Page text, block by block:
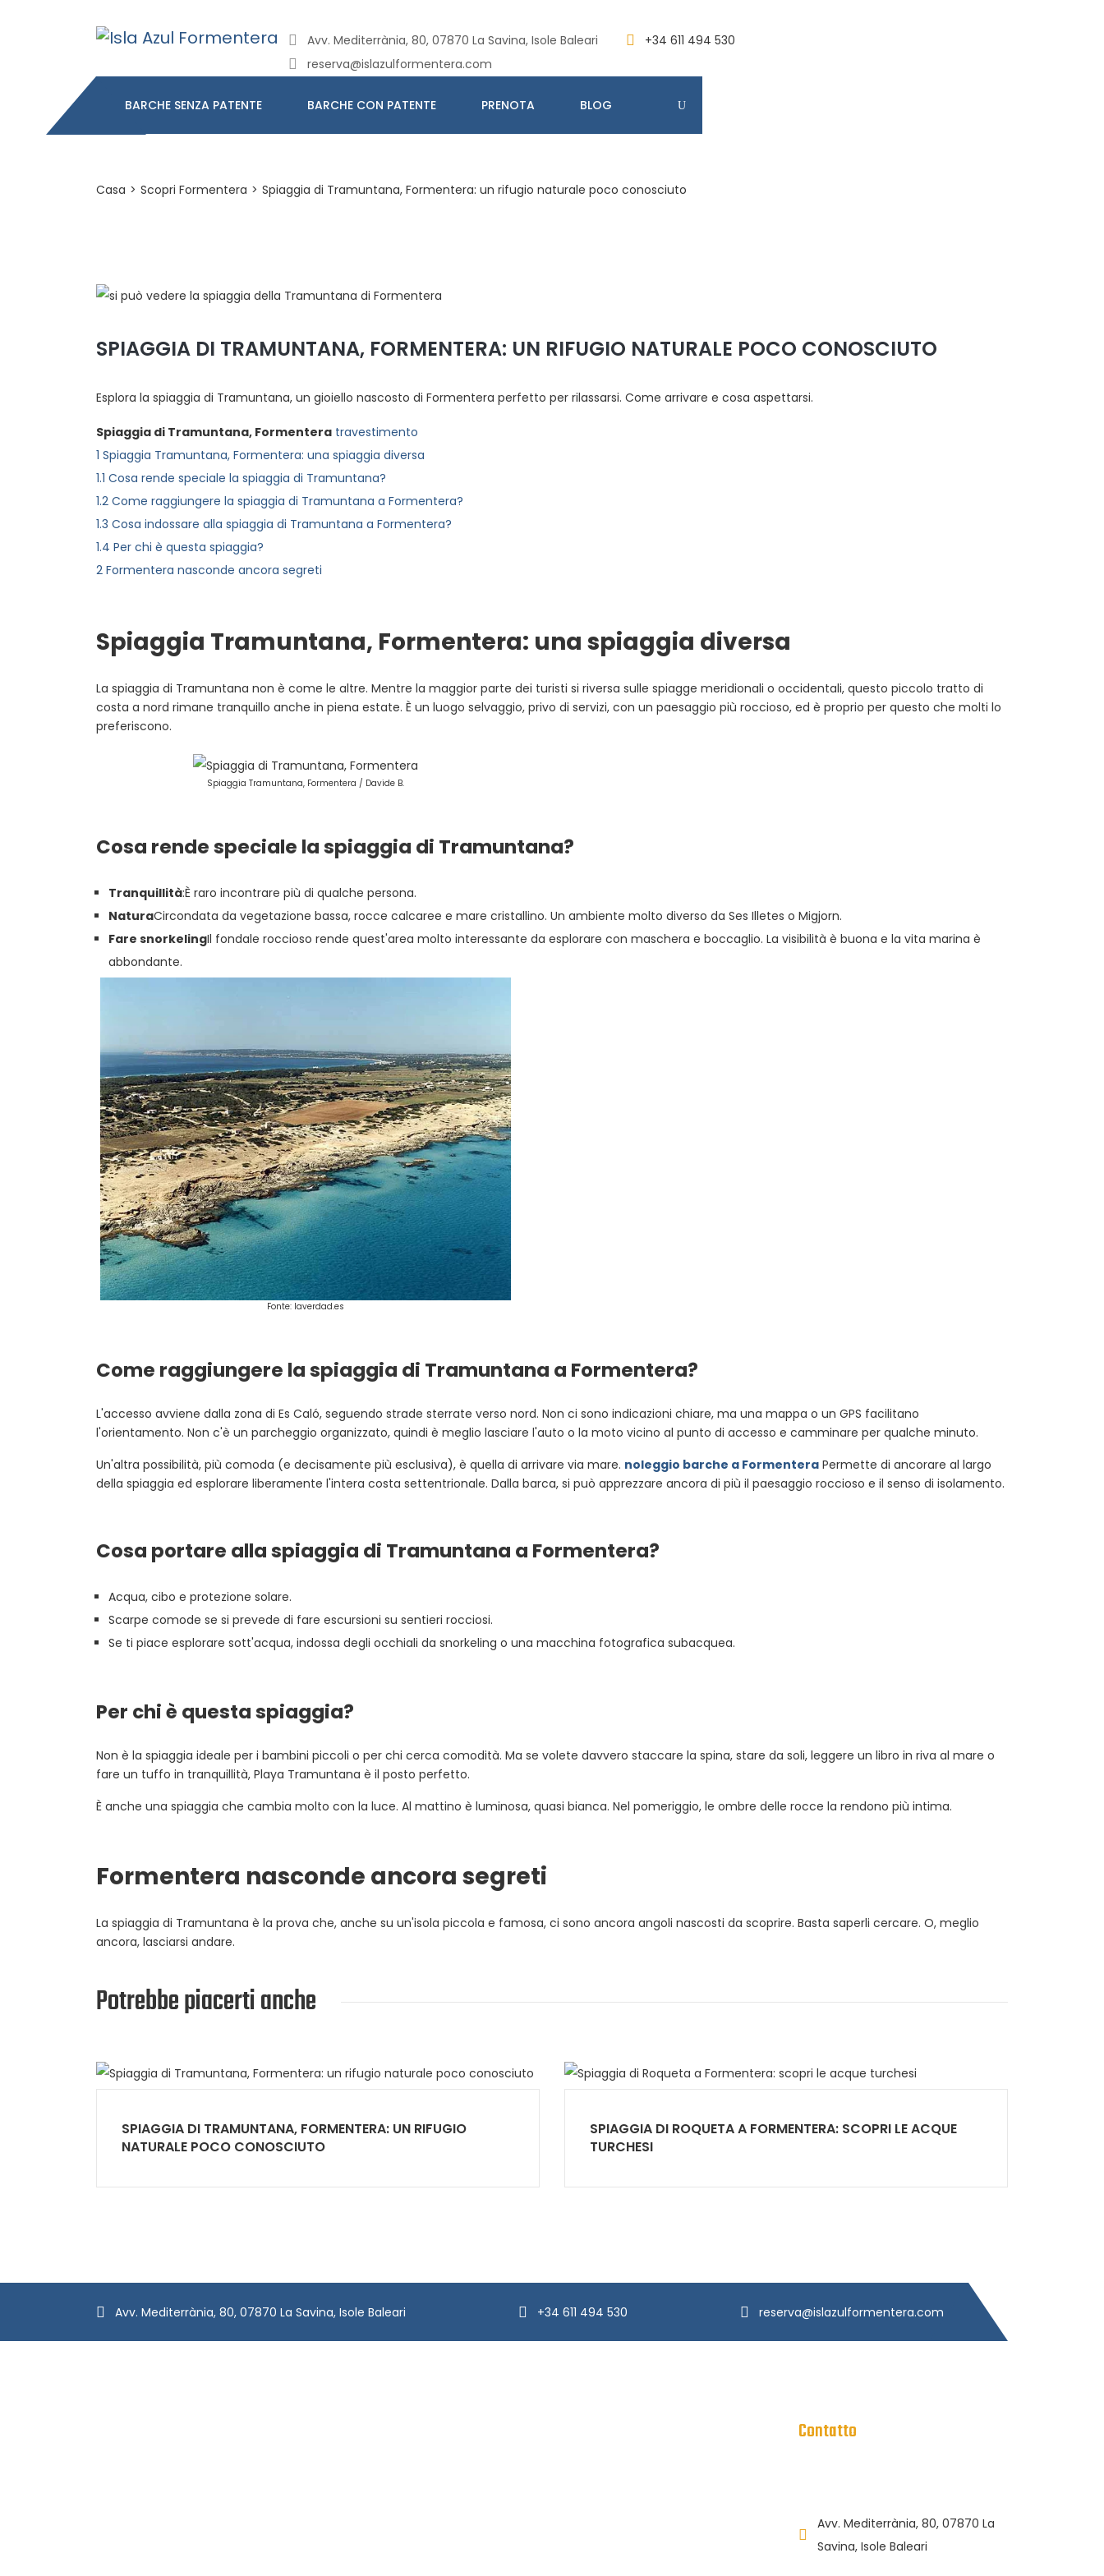
Avv. Mediterrània, 80, 07870 La Savina, Isole Baleari
+34 611 494 530
reserva@islazulformentera.com
BARCHE SENZA PATENTE BARCHE CON PATENTE PRENOTA BLOG
Casa > Scopri Formentera > Spiaggia di Tramuntana, Formentera: un rifugio naturale poco conosciuto
SPIAGGIA DI TRAMUNTANA, FORMENTERA: UN RIFUGIO NATURALE POCO CONOSCIUTO
Esplora la spiaggia di Tramuntana, un gioiello nascosto di Formentera perfetto per rilassarsi. Come arrivare e cosa aspettarsi.
Spiaggia di Tramuntana, Formentera travestimento
1 Spiaggia Tramuntana, Formentera: una spiaggia diversa
1.1 Cosa rende speciale la spiaggia di Tramuntana?
1.2 Come raggiungere la spiaggia di Tramuntana a Formentera?
1.3 Cosa indossare alla spiaggia di Tramuntana a Formentera?
1.4 Per chi è questa spiaggia?
2 Formentera nasconde ancora segreti
Spiaggia Tramuntana, Formentera: una spiaggia diversa
La spiaggia di Tramuntana non è come le altre. Mentre la maggior parte dei turisti si riversa sulle spiagge meridionali o occidentali, questo piccolo tratto di
costa a nord rimane tranquillo anche in piena estate. È un luogo selvaggio, privo di servizi, con un paesaggio più roccioso, ed è proprio per questo che molti lo
preferiscono.
Spiaggia Tramuntana, Formentera / Davide B.
Cosa rende speciale la spiaggia di Tramuntana?
Tranquillità:È raro incontrare più di qualche persona.
NaturaCircondata da vegetazione bassa, rocce calcaree e mare cristallino. Un ambiente molto diverso da Ses Illetes o Migjorn.
Fare snorkelingIl fondale roccioso rende quest'area molto interessante da esplorare con maschera e boccaglio. La visibilità è buona e la vita marina è
abbondante.
Fonte: laverdad.es
Come raggiungere la spiaggia di Tramuntana a Formentera?
L'accesso avviene dalla zona di Es Caló, seguendo strade sterrate verso nord. Non ci sono indicazioni chiare, ma una mappa o un GPS facilitano
l'orientamento. Non c'è un parcheggio organizzato, quindi è meglio lasciare l'auto o la moto vicino al punto di accesso e camminare per qualche minuto.
Un'altra possibilità, più comoda (e decisamente più esclusiva), è quella di arrivare via mare. noleggio barche a Formentera Permette di ancorare al largo
della spiaggia ed esplorare liberamente l'intera costa settentrionale. Dalla barca, si può apprezzare ancora di più il paesaggio roccioso e il senso di isolamento.
Cosa portare alla spiaggia di Tramuntana a Formentera?
Acqua, cibo e protezione solare.
Scarpe comode se si prevede di fare escursioni su sentieri rocciosi.
Se ti piace esplorare sott'acqua, indossa degli occhiali da snorkeling o una macchina fotografica subacquea.
Per chi è questa spiaggia?
Non è la spiaggia ideale per i bambini piccoli o per chi cerca comodità. Ma se volete davvero staccare la spina, stare da soli, leggere un libro in riva al mare o
fare un tuffo in tranquillità, Playa Tramuntana è il posto perfetto.
È anche una spiaggia che cambia molto con la luce. Al mattino è luminosa, quasi bianca. Nel pomeriggio, le ombre delle rocce la rendono più intima.
Formentera nasconde ancora segreti
La spiaggia di Tramuntana è la prova che, anche su un'isola piccola e famosa, ci sono ancora angoli nascosti da scoprire. Basta saperli cercare. O, meglio
ancora, lasciarsi andare.
Potrebbe piacerti anche
SPIAGGIA DI TRAMUNTANA, FORMENTERA: UN RIFUGIO
NATURALE POCO CONOSCIUTO
SPIAGGIA DI ROQUETA A FORMENTERA: SCOPRI LE ACQUE
TURCHESI
Avv. Mediterrània, 80, 07870 La Savina, Isole Baleari +34 611 494 530 reserva@islazulformentera.com
Contatto
Avv. Mediterrània, 80, 07870 La
Savina, Isole Baleari